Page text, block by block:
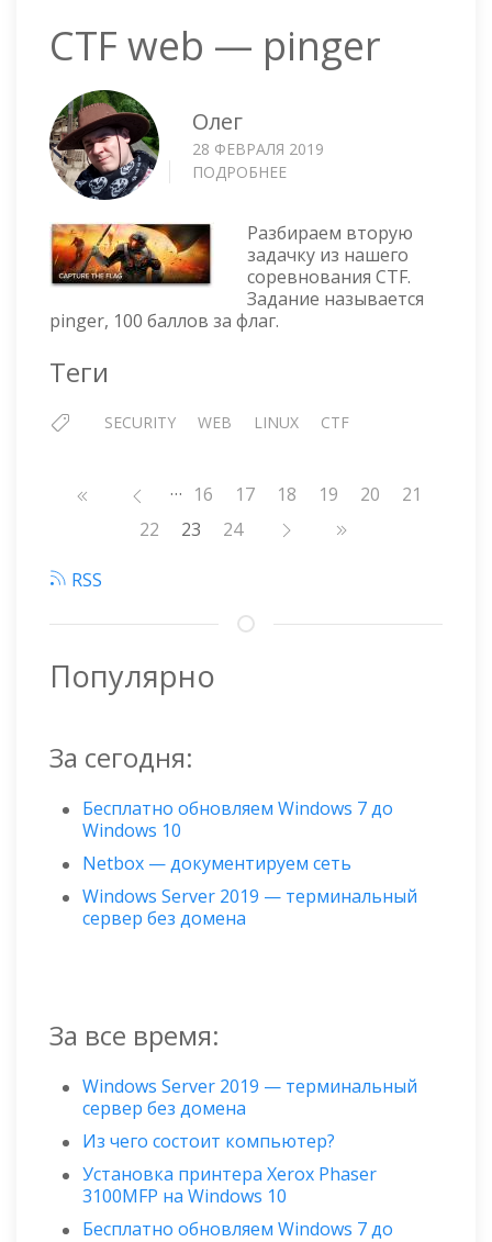
CTF web — pinger
Олег
28 ФЕВРАЛЯ 2019
ПОДРОБНЕЕ
—
PINGER
Разбираем вторую
задачку из нашего
соревнования CTF.
Задание называется
pinger, 100 баллов за флаг.
Теги
SECURITY WEB LINUX CTF
Нумерация… Страница
16 Страница
17 Страница
18 Страница
19 Страница
20 Страница
21
Страница
22 23 Страница
24
RSS
Популярно
За сегодня:
Бесплатно обновляем Windows 7 до
Windows 10
Netbox — документируем сеть
Windows Server 2019 — терминальный
сервер без домена
За все время:
Windows Server 2019 — терминальный
сервер без домена
Из чего состоит компьютер?
Установка принтера Xerox Phaser
3100MFP на Windows 10
Бесплатно обновляем Windows 7 до